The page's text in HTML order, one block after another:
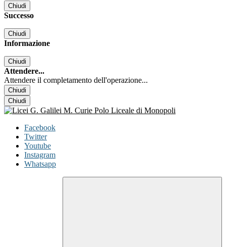
Chiudi
Successo
Chiudi
Informazione
Chiudi
Attendere...
Attendere il completamento dell'operazione...
Chiudi
Chiudi
Facebook
Twitter
Youtube
Instagram
Whatsapp